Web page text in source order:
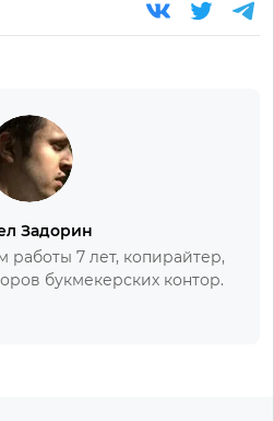
Задорин
работы 7 лет, копирайтер,
букмекерских контор.